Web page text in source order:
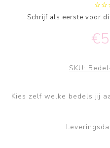
Schrijf als eerste voor
SKU:
Kies zelf welke bedels jij